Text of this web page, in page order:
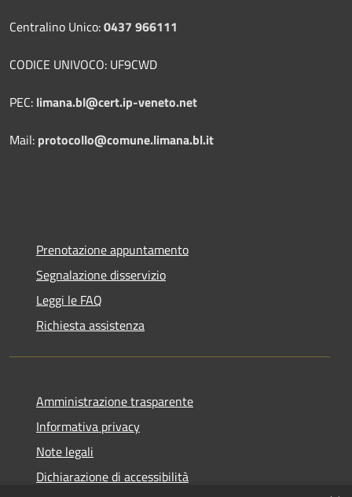
Centralino Unico:0437 966111
CODICE UNIVOCO: UF9CWD
PEC: limana.bl@cert.ip-veneto.net
Mail: protocollo@comune.limana.bl.it
Prenotazione appuntamento
Segnalazione disservizio
Leggi le FAQ
Richiesta assistenza
Amministrazione trasparente
Informativa privacy
Note legali
Dichiarazione di accessibilità